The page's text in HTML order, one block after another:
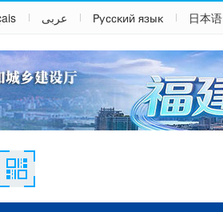
عربى Русский язык 日本语